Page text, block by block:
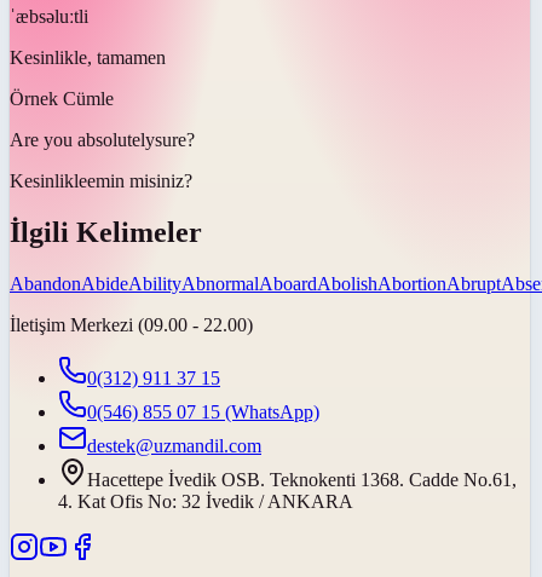
ˈæbsəluːtli
Kesinlikle, tamamen
Örnek Cümle
Are you absolutelysure?
Kesinlikleemin misiniz?
İlgili Kelimeler
AbandonAbideAbilityAbnormalAboardAbolishAbortionAbrupt
İletişim Merkezi (09.00 - 22.00)
0(312) 911 37 15
0(546) 855 07 15 (WhatsApp)
destek@uzmandil.com
Hacettepe İvedik OSB. Teknokenti 1368. Cadde No.61,
4. Kat Ofis No: 32 İvedik / ANKARA